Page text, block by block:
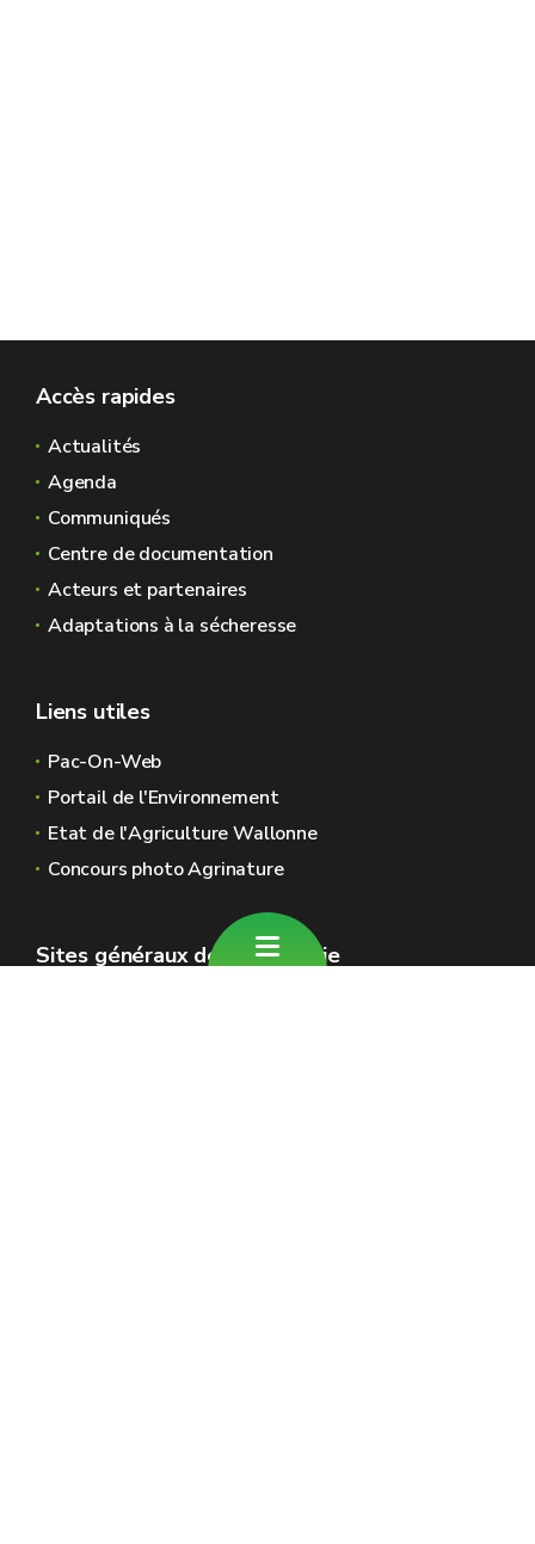
Accès rapides
Actualités
Agenda
Communiqués
Centre de documentation
Acteurs et partenaires
Adaptations à la sécheresse
Liens utiles
Pac-On-Web
Portail de l'Environnement
Etat de l'Agriculture Wallonne
Concours photo Agrinature
Sites généraux de la Wallonie